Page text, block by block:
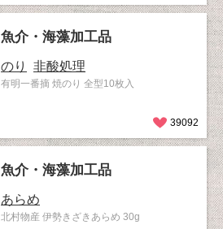
魚介・海藻加工品
のり 非酸処理
有明一番摘 焼のり 全型10枚入
39092
魚介・海藻加工品
あらめ
北村物産 伊勢きざきあらめ 30g